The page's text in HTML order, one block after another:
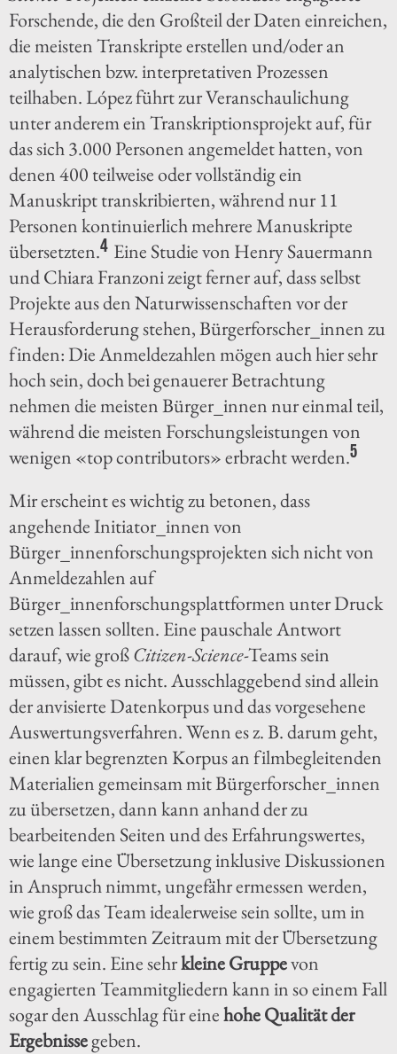
Forschende, die den Großteil der Daten einreichen,
die meisten Transkripte erstellen und/oder an
analytischen bzw. interpretativen Prozessen
teilhaben. López führt zur Veranschaulichung
unter anderem ein Transkriptionsprojekt auf, für
das sich 3.000 Personen angemeldet hatten, von
denen 400 teilweise oder vollständig ein
Manuskript transkribierten, während nur 11
Personen kontinuierlich mehrere Manuskripte
übersetzten.4 Eine Studie von Henry Sauermann
und Chiara Franzoni zeigt ferner auf, dass selbst
Projekte aus den Naturwissenschaften vor der
Herausforderung stehen, Bürgerforscher_innen zu
finden: Die Anmeldezahlen mögen auch hier sehr
hoch sein, doch bei genauerer Betrachtung
nehmen die meisten Bürger_innen nur einmal teil,
während die meisten Forschungsleistungen von
wenigen «top contributors» erbracht werden.5
Mir erscheint es wichtig zu betonen, dass
angehende Initiator_innen von
Bürger_innenforschungsprojekten sich nicht von
Anmeldezahlen auf
Bürger_innenforschungsplattformen unter Druck
setzen lassen sollten. Eine pauschale Antwort
darauf, wie großCitizen-Science-Teams sein
müssen, gibt es nicht. Ausschlaggebend sind allein
der anvisierte Datenkorpus und das vorgesehene
Auswertungsverfahren. Wenn es z. B. darum geht,
einen klar begrenzten Korpus an filmbegleitenden
Materialien gemeinsam mit Bürgerforscher_innen
zu übersetzen, dann kann anhand der zu
bearbeitenden Seiten und des Erfahrungswertes,
wie lange eine Übersetzung inklusive Diskussionen
in Anspruch nimmt, ungefähr ermessen werden,
wie groß das Team idealerweise sein sollte, um in
einem bestimmten Zeitraum mit der Übersetzung
fertig zu sein. Eine sehrkleine Gruppevon
engagierten Teammitgliedern kann in so einem Fall
sogar den Ausschlag für einehohe Qualität der
Ergebnissegeben.